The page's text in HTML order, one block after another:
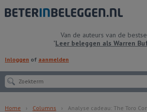
Van de auteurs van de
"Leer beleggen als Warren
Inloggen of aanmelden
Home Columns Analyse cadeau: The Toro